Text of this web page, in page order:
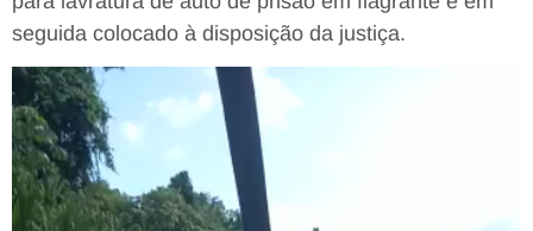
seguida colocado à disposição da justiça.
Tocador
de
vídeo